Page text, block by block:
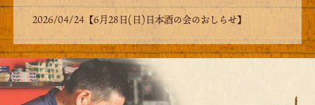
2026/04/24【6月28日(日)日本酒の会のおしらせ】